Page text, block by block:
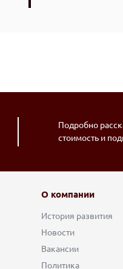
Подробно
стоимость и
О компании
История развития
Новости
Вакансии
Политика